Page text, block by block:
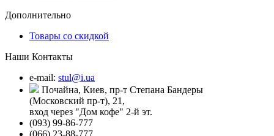
Дополнительно
Товары со скидкой
Наши Контакты
e-mail: stul@i.ua
Почайна, Киев, пр-т Степана Бандеры
(Московский пр-т), 21,
вход через "Дом кофе" 2-й эт.
(093) 99-86-777
(066) 23-88-777